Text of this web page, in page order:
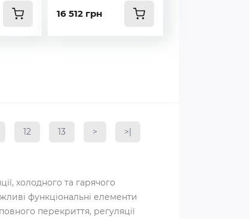
16 512 грн
12 13 > >|
холодного та гарячого
функціональні елементи
перекриття, регуляції